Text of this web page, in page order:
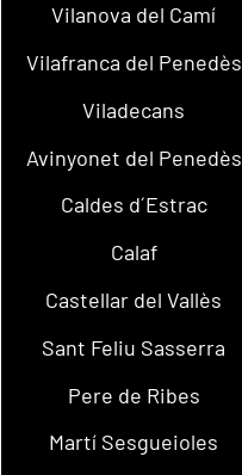
Vilanova del Camí
Vilafranca del Penedès
Viladecans
Avinyonet del Penedès
Caldes d´Estrac
Calaf
Castellar del Vallès
Sant Feliu Sasserra
Pere de Ribes
Martí Sesgueioles